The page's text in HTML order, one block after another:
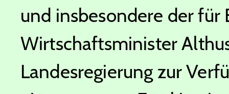
und insbesondere der für
Wirtschaftsminister
Landesregierung zur